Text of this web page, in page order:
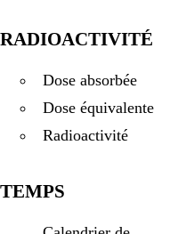
RADIOACTIVITÉ
Dose absorbée
Dose équivalente
Radioactivité
TEMPS